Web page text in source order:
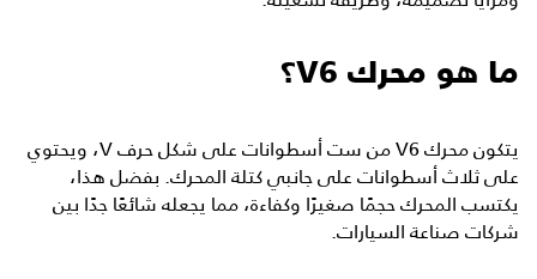
ما هو محرك V6؟
يتكون محرك V6 من ست أسطوانات على شكل حرف V، ويحتوي
على ثلاث أسطوانات على جانبي كتلة المحرك. بفضل هذا،
يكتسب المحرك حجمًا صغيرًا وكفاءة، مما يجعله شائعًا جدًا بين
شركات صناعة السيارات.